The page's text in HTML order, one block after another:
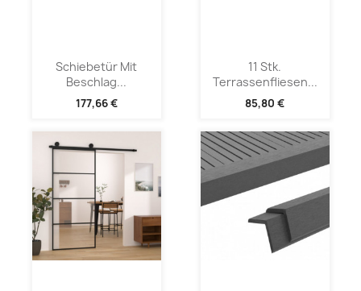
Schiebetür Mit
Beschlag...
177,66 €
11 Stk.
Terrassenfliesen...
85,80 €